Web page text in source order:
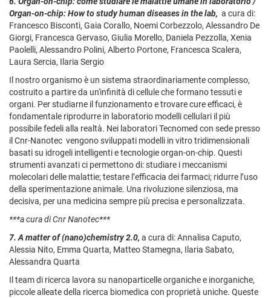
Organ-on-chip: How to study human diseases in the lab, a cura di:
Francesco Bisconti, Gaia Corallo, Noemi Corbezzolo, Alessandro De
Giorgi, Francesca Gervaso, Giulia Morello, Daniela Pezzolla, Xenia
Paolelli, Alessandro Polini, Alberto Portone, Francesca Scalera,
Laura Sercia, Ilaria Sergio
Il nostro organismo è un sistema straordinariamente complesso,
costruito a partire da un'infinità di cellule che formano tessuti e
organi. Per studiarne il funzionamento e trovare cure efficaci, è
fondamentale riprodurre in laboratorio modelli cellulari il più
possibile fedeli alla realtà. Nei laboratori Tecnomed con sede presso
il Cnr-Nanotec vengono sviluppati modelli in vitro tridimensionali
basati su idrogeli intelligenti e tecnologie organ-on-chip. Questi
strumenti avanzati ci permettono di: studiare i meccanismi
molecolari delle malattie; testare l’efficacia dei farmaci; ridurre l’uso
della sperimentazione animale. Una rivoluzione silenziosa, ma
decisiva, per una medicina sempre più precisa e personalizzata.
***a cura di Cnr Nanotec***
7. A matter of (nano)chemistry 2.0, a cura di: Annalisa Caputo,
Alessia Nito, Emma Quarta, Matteo Stamegna, Ilaria Sabato,
Alessandra Quarta
Il team di ricerca lavora su nanoparticelle organiche e inorganiche,
piccole alleate della ricerca biomedica con proprietà uniche. Queste